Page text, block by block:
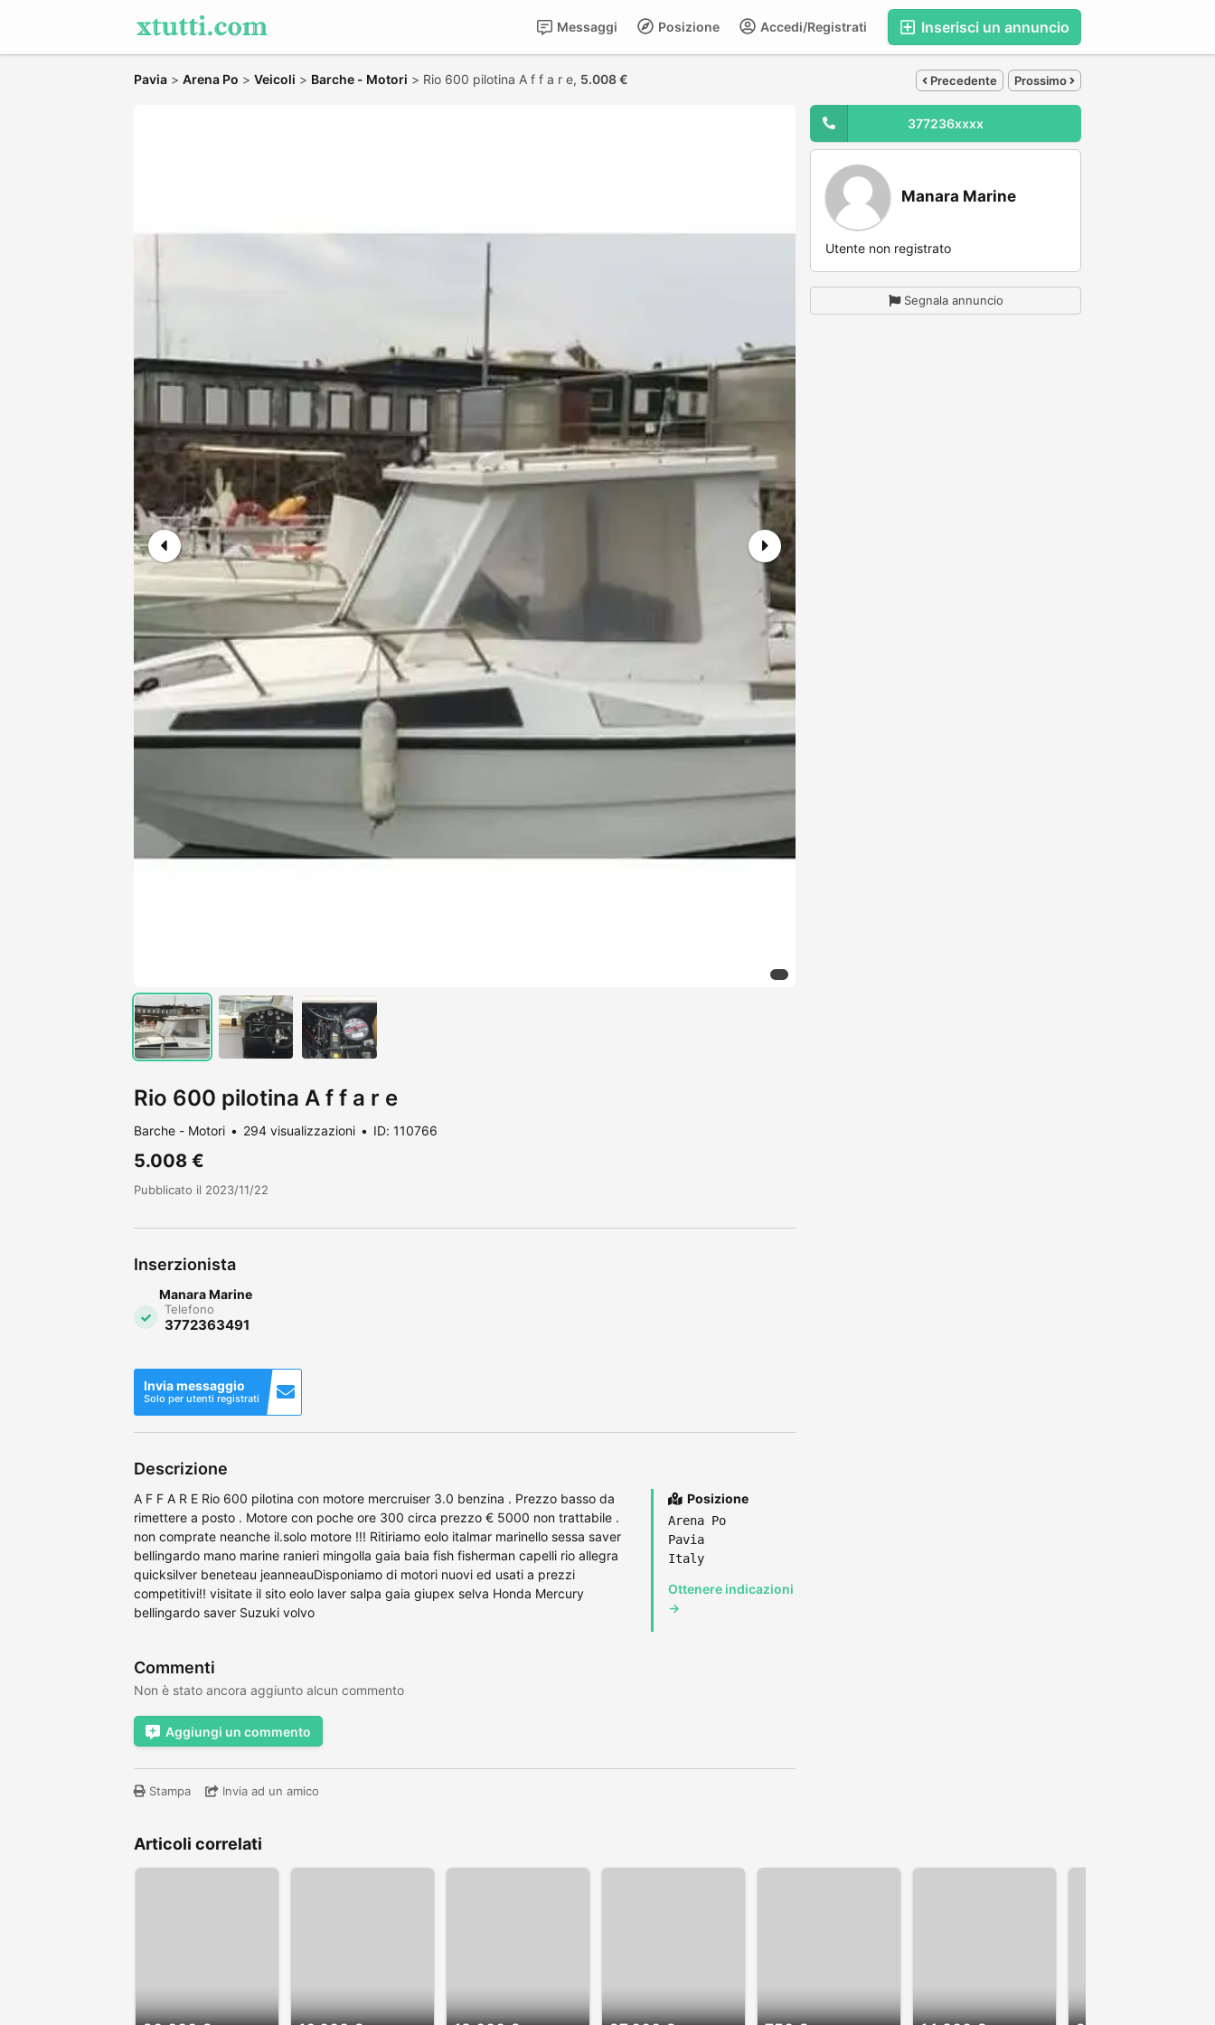
Inserisci un annuncio
Accedi/Registrati
Posizione
Messaggi
Pavia > Arena Po > Veicoli > Barche - Motori > Rio 600 pilotina A f f a r e, 5.008 € Precedente Prossimo
Rio 600 pilotina A f f a r e
Barche - Motori 294 visualizzazioni ID: 110766
5.008 €
Pubblicato il 2023/11/22
Inserzionista
Manara Marine
Telefono
3772363491
Invia messaggio
Solo per utenti registrati
Descrizione
A F F A R E Rio 600 pilotina con motore mercruiser 3.0 benzina . Prezzo basso da
rimettere a posto . Motore con poche ore 300 circa prezzo € 5000 non trattabile .
non comprate neanche il.solo motore !!! Ritiriamo eolo italmar marinello sessa saver
bellingardo mano marine ranieri mingolla gaia baia fish fisherman capelli rio allegra
quicksilver beneteau jeanneauDisponiamo di motori nuovi ed usati a prezzi
competitivi!! visitate il sito eolo laver salpa gaia giupex selva Honda Mercury
bellingardo saver Suzuki volvo
Posizione
Arena Po
Pavia
Italy
Ottenere indicazioni
→
Commenti
Non è stato ancora aggiunto alcun commento
Aggiungi un commento
Stampa Invia ad un amico
377236xxxx
Manara Marine
Utente non registrato
Segnala annuncio
Articoli correlati